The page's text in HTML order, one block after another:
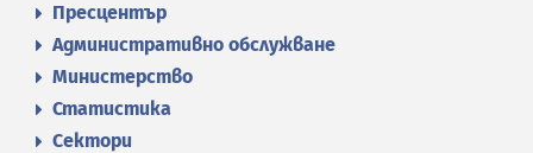
Пресцентър
Административно обслужване
Министерство
Статистика
Сектори